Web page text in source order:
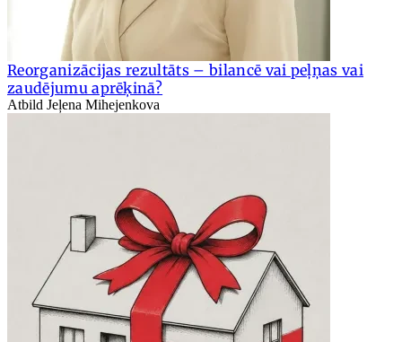
Reorganizācijas rezultāts – bilancē vai peļņas vai
zaudējumu aprēķinā?
Atbild Jeļena Mihejenkova